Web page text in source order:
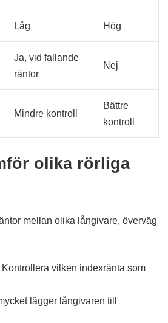
Låg Hög
Ja, vid fallande
räntor
Nej
Mindre kontroll
Bättre
kontroll
olika rörliga
mellan olika långivare, överväg
Kontrollera vilken indexränta som
lägger långivaren till